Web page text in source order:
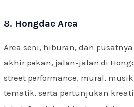
8. Hongdae Area
Area seni, hiburan, dan
akhir pekan, jalan-jalan di
street performance, mural,
tematik, serta pertunjukan